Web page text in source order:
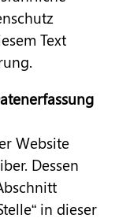
Text
Website
Dessen
in dieser